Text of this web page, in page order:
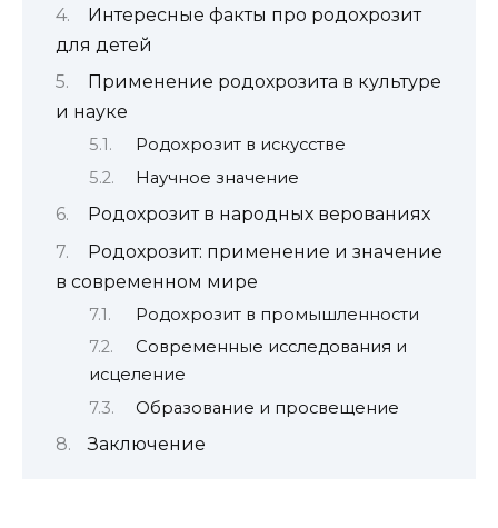
Интересные факты про родохрозит
для детей
Применение родохрозита в культуре
и науке
Родохрозит в искусстве
Научное значение
Родохрозит в народных верованиях
Родохрозит: применение и значение
в современном мире
Родохрозит в промышленности
Современные исследования и
исцеление
Образование и просвещение
Заключение